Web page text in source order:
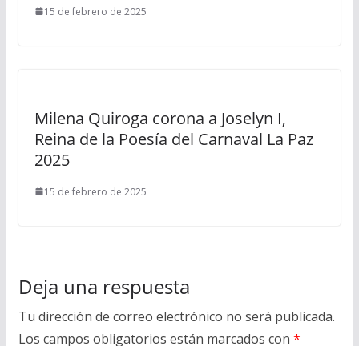
15 de febrero de 2025
Milena Quiroga corona a Joselyn I,
Reina de la Poesía del Carnaval La Paz
2025
15 de febrero de 2025
Deja una respuesta
Tu dirección de correo electrónico no será publicada.
Los campos obligatorios están marcados con *